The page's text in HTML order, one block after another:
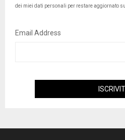
dei miei dati personali per restare aggiornato
Email Address